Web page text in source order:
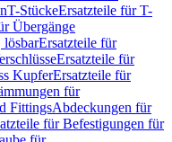
T-StückeErsatzteile für T-
Übergänge
lösbarErsatzteile für
Ersatzteile für
KupferErsatzteile für
für
FittingsAbdeckungen für
für Befestigungen für